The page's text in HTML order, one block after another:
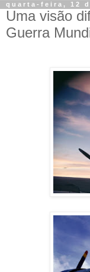
quarta-feira, 12
Uma visão
Guerra